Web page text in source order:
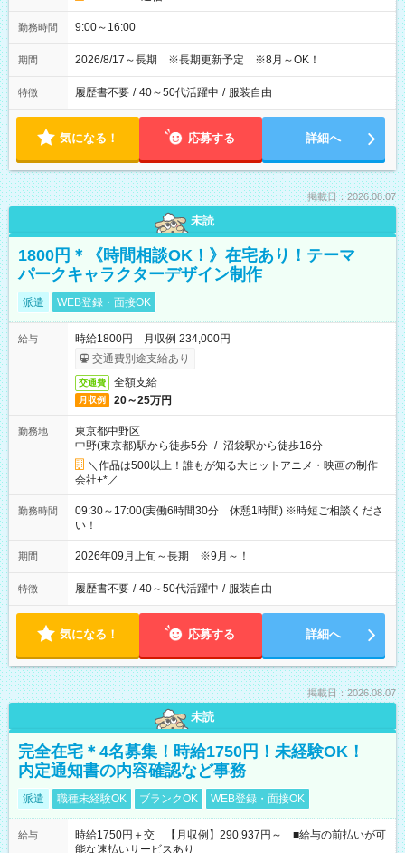
勤務時間 9:00～16:00
期間 2026/8/17～長期 ※長期更新予定 ※8月～OK！
特徴 履歴書不要 / 40～50代活躍中 / 服装自由
気になる！ 応募する 詳細へ
掲載日：2026.08.07
未読
1800円＊《時間相談OK！》在宅あり！テーマ
パークキャラクターデザイン制作
派遣 WEB登録・面接OK
給与
時給1800円 月収例 234,000円
交通費別途支給あり
交通費 全額支給
月収例 20～25万円
勤務地
東京都中野区
中野(東京都)駅から徒歩5分 / 沼袋駅から徒歩16分
＼作品は500以上！誰もが知る大ヒットアニメ・映画の制作
会社+*／
勤務時間
09:30～17:00(実働6時間30分 休憩1時間) ※時短ご相談くださ
い！
期間 2026年09月上旬～長期 ※9月～！
特徴 履歴書不要 / 40～50代活躍中 / 服装自由
気になる！ 応募する 詳細へ
掲載日：2026.08.07
未読
完全在宅＊4名募集！時給1750円！未経験OK！
内定通知書の内容確認など事務
派遣 職種未経験OK ブランクOK WEB登録・面接OK
給与
時給1750円＋交 【月収例】290,937円～ ■給与の前払いが可
能な速払いサービスあり